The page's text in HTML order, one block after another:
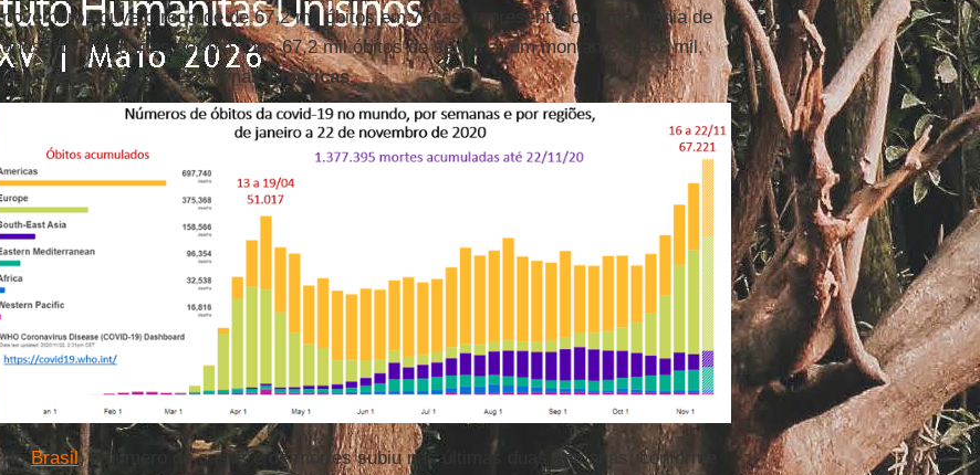
novembro houve o recorde de 67,2 mil óbitos em 7 dias, representando uma média de
quase 10 mil mortes por dia. Dos 67,2 mil óbitos da semana, um montante de 33 mil,
ocorreu na Europa e 22 mil nasAméricas.
NoBrasil, o número de casos e de mortes subiu nas últimas duas semanas, conforme